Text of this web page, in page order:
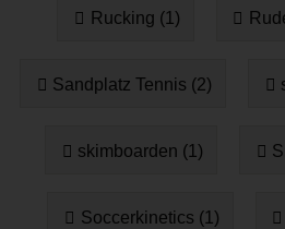
Rucking (1)
Sandplatz Tennis (2)
skimboarden (1)
Soccerkinetics (1)